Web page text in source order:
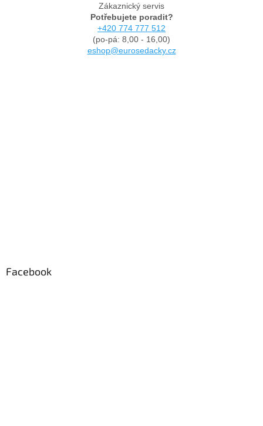
Zákaznický servis
Potřebujete poradit?
+420 774 777 512
(po-pá: 8,00 - 16,00)
eshop@eurosedacky.cz
Facebook